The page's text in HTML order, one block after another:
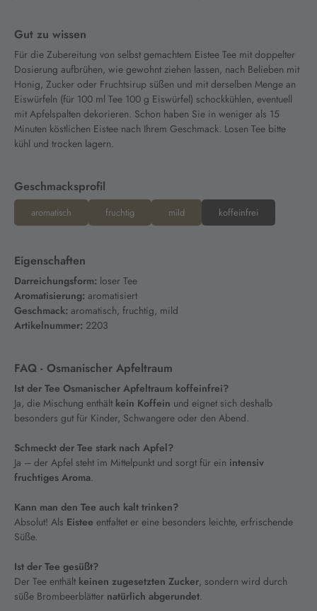
Gut zu wissen
Für die Zubereitung von selbst gemachtem Eistee Tee mit doppelter
Dosierung aufbrühen, wie gewohnt ziehen lassen, nach Belieben mit
Honig, Zucker oder Fruchtsirup süßen und mit derselben Menge an
Eiswürfeln (für 100 ml Tee 100 g Eiswürfel) schockkühlen, eventuell
mit Apfelspalten dekorieren. Schon haben Sie in weniger als 15
Minuten köstlichen Eistee nach Ihrem Geschmack. Losen Tee bitte
kühl und trocken lagern.
Geschmacksprofil
aromatisch fruchtig mild koffeinfrei
Eigenschaften
Darreichungsform: loser Tee
Aromatisierung: aromatisiert
Geschmack: aromatisch, fruchtig, mild
Artikelnummer: 2203
FAQ - Osmanischer Apfeltraum
Ist der Tee Osmanischer Apfeltraum koffeinfrei?
Ja, die Mischung enthält kein Koffein und eignet sich deshalb
besonders gut für Kinder, Schwangere oder den Abend.
Schmeckt der Tee stark nach Apfel?
Ja – der Apfel steht im Mittelpunkt und sorgt für ein intensiv
fruchtiges Aroma.
Kann man den Tee auch kalt trinken?
Absolut! Als Eistee entfaltet er eine besonders leichte, erfrischende
Süße.
Ist der Tee gesüßt?
Der Tee enthält keinen zugesetzten Zucker, sondern wird durch
süße Brombeerblätter natürlich abgerundet.